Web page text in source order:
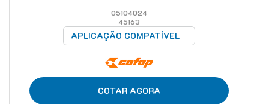
05104024
45163
APLICAÇÃO COMPATÍVEL
COTAR AGORA